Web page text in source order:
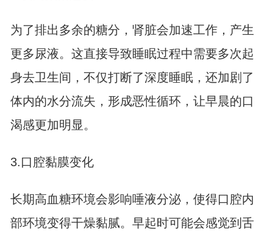
为了排出多余的糖分，肾脏会加速工作，产生
更多尿液。这直接导致睡眠过程中需要多次起
身去卫生间，不仅打断了深度睡眠，还加剧了
体内的水分流失，形成恶性循环，让早晨的口
渴感更加明显。
3.口腔黏膜变化
长期高血糖环境会影响唾液分泌，使得口腔内
部环境变得干燥黏腻。早起时可能会感觉到舌